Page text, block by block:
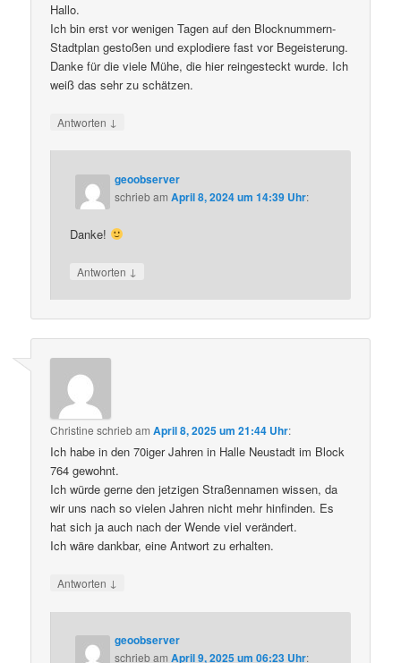
Hallo.
Ich bin erst vor wenigen Tagen auf den Blocknummern-
Stadtplan gestoßen und explodiere fast vor Begeisterung.
Danke für die viele Mühe, die hier reingesteckt wurde. Ich
weiß das sehr zu schätzen.
Antworten ↓
geoobserver
schriebamApril 8, 2024 um 14:39 Uhr:
Danke!
Antworten ↓
Christine schriebamApril 8, 2025 um 21:44 Uhr:
Ich habe in den 70iger Jahren in Halle Neustadt im Block
764 gewohnt.
Ich würde gerne den jetzigen Straßennamen wissen, da
wir uns nach so vielen Jahren nicht mehr hinfinden. Es
hat sich ja auch nach der Wende viel verändert.
Ich wäre dankbar, eine Antwort zu erhalten.
Antworten ↓
geoobserver
schriebamApril 9, 2025 um 06:23 Uhr: